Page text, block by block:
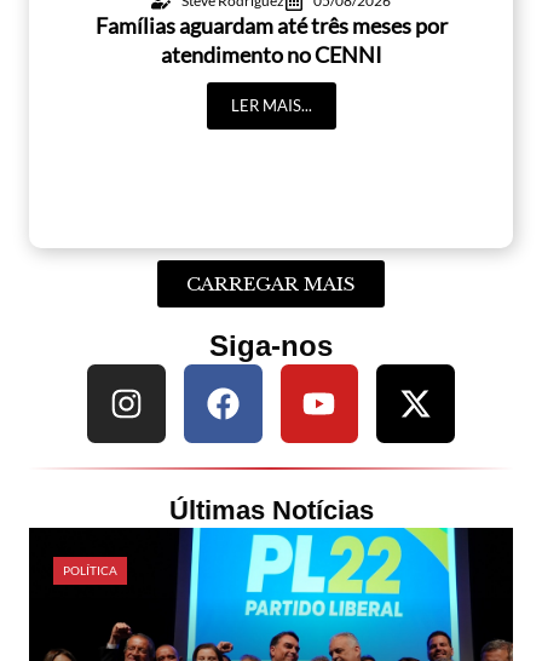
Famílias aguardam até três meses por
atendimento no CENNI
LER MAIS...
CARREGAR MAIS
Siga-nos
Últimas Notícias
POLÍTICA